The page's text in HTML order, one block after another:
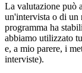
La valutazione può
un'intervista o di un
programma ha
abbiamo utilizzato
e, a mio parere, i
interviste).